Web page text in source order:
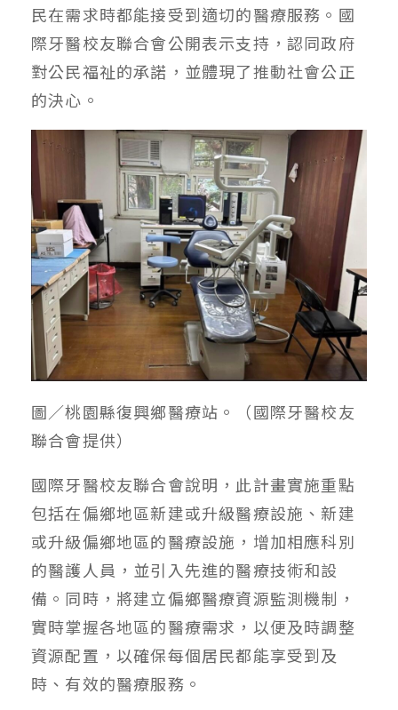
民在需求時都能接受到適切的醫療服務。國
際牙醫校友聯合會公開表示支持，認同政府
對公民福祉的承諾，並體現了推動社會公正
的決心。
圖／桃園縣復興鄉醫療站。
（國際牙醫校友
聯合會提供）
國際牙醫校友聯合會說明，此計畫實施重點
包括在偏鄉地區新建或升級醫療設施、新建
或升級偏鄉地區的醫療設施，增加相應科別
的醫護人員，並引入先進的醫療技術和設
備。同時，將建立偏鄉醫療資源監測機制，
實時掌握各地區的醫療需求，以便及時調整
資源配置，以確保每個居民都能享受到及
時、有效的醫療服務。